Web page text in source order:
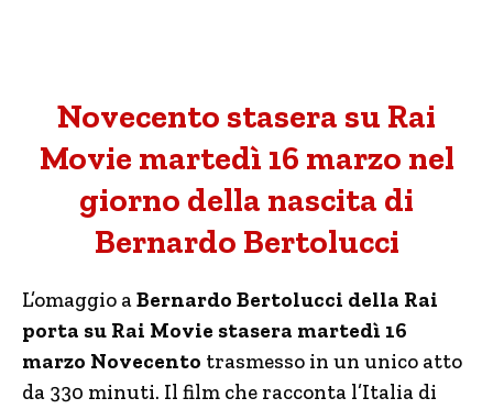
Novecento stasera su Rai
Movie martedì 16 marzo nel
giorno della nascita di
Bernardo Bertolucci
L’omaggio aBernardo Bertolucci della Rai
porta su Rai Movie stasera martedì 16
marzo Novecento trasmesso in un unico atto
da 330 minuti. Il film che racconta l’Italia di